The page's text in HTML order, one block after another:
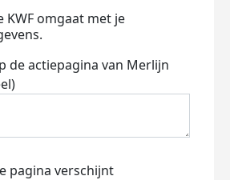
KWF omgaat met je
de actiepagina van Merlijn
pagina verschijnt